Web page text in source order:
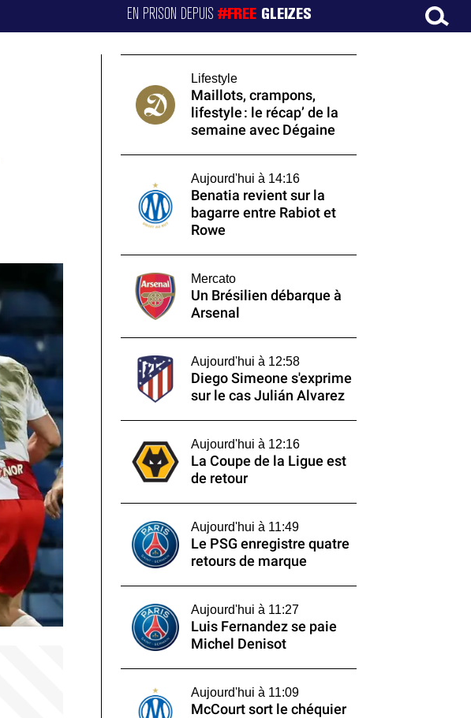
EN PRISON DEPUIS#FREE GLEIZES
Lifestyle
Maillots, crampons,
lifestyle : le récap’ de la
semaine avec Dégaine
Aujourd'hui à 14:16
Benatia revient sur la
bagarre entre Rabiot et
Rowe
Mercato
Un Brésilien débarque à
Arsenal
Aujourd'hui à 12:58
Diego Simeone s'exprime
sur le cas Julián Alvarez
Aujourd'hui à 12:16
La Coupe de la Ligue est
de retour
Aujourd'hui à 11:49
Le PSG enregistre quatre
retours de marque
Aujourd'hui à 11:27
Luis Fernandez se paie
Michel Denisot
Aujourd'hui à 11:09
McCourt sort le chéquier